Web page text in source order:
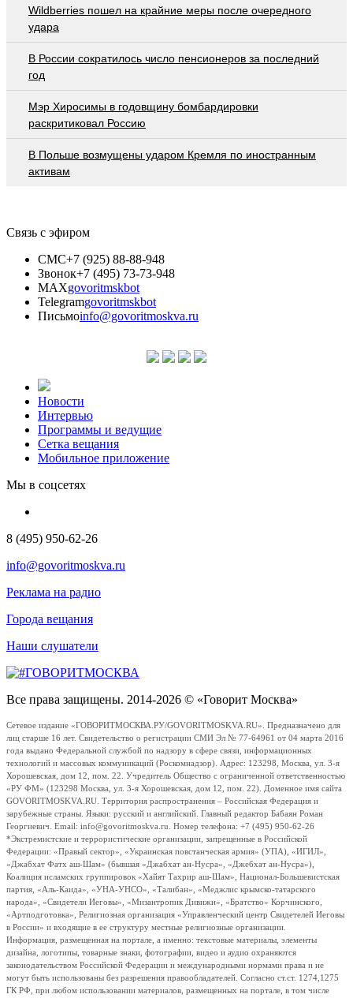
Wildberries пошел на крайние меры после очередного
удара
В России сократилось число пенсионеров за последний
год
Мэр Хиросимы в годовщину бомбардировки
раскритиковал Россию
В Польше возмущены ударом Кремля по иностранным
активам
Связь с эфиром
СМС+7 (925) 88-88-948
Звонок+7 (495) 73-73-948
MAXgovoritmskbot
Telegramgovoritmskbot
Письмоinfo@govoritmoskva.ru
Новости
Интервью
Программы и ведущие
Сетка вещания
Мобильное приложение
Мы в соцсетях
8 (495) 950-62-26
info@govoritmoskva.ru
Реклама на радио
Города вещания
Наши слушатели
Все права защищены. 2014-2026 © «Говорит Москва»
Сетевое издание «ГОВОРИТМОСКВА.РУ/GOVORITMOSKVA.RU». Предназначено для
лиц старше 16 лет. Свидетельство о регистрации СМИ Эл № 77-64961 от 04 марта 2016
года выдано Федеральной службой по надзору в сфере связи, информационных
технологий и массовых коммуникаций (Роскомнадзор). Адрес: 123298, Москва, ул. 3-я
Хорошевская, дом 12, пом. 22. Учредитель Общество с ограниченной ответственностью
«РУ ФМ» (123298 Москва, ул. 3-я Хорошевская, дом 12, пом. 22). Доменное имя сайта
GOVORITMOSKVA.RU. Территория распространения – Российская Федерация и
зарубежные страны. Языки: русский и английский. Главный редактор Бабаян Роман
Георгиевич. Email: info@govoritmoskva.ru. Номер телефона: +7 (495) 950-62-26
*Экстремистские и террористические организации, запрещенные в Российской
Федерации: «Правый сектор», «Украинская повстанческая армия» (УПА), «ИГИЛ»,
«Джабхат Фатх аш-Шам» (бывшая «Джабхат ан-Нусра», «Джебхат ан-Нусра»),
Коалиция исламских группировок «Хайят Тахрир аш-Шам», Национал-Большевистская
партия, «Аль-Каида», «УНА-УНСО», «Талибан», «Меджлис крымско-татарского
народа», «Свидетели Иеговы», «Мизантропик Дивижн», «Братство» Корчинского,
«Артподготовка», Религиозная организация «Управленческий центр Свидетелей Иеговы
в России» и входящие в ее структуру местные религиозные организации.
Информация, размещенная на портале, а именно: текстовые материалы, элементы
дизайна, логотипы, товарные знаки, фотографии, видео и аудио охраняются
законодательством Российской Федерации и международными нормами права и не
могут быть использованы без разрешения правообладателей. Согласно ст.ст. 1274,1275
ГК РФ, при любом использовании материалов, размещенных на портале, в том числе